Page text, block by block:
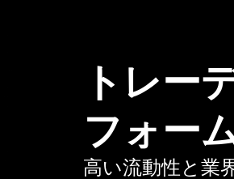
トレー
フォー
高い流動性と業